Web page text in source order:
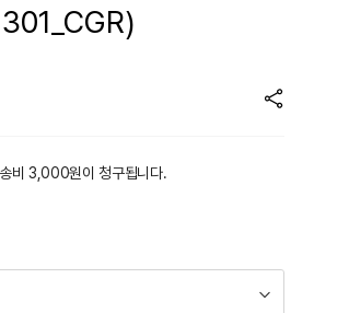
비 3,000원이 청구됩니다.